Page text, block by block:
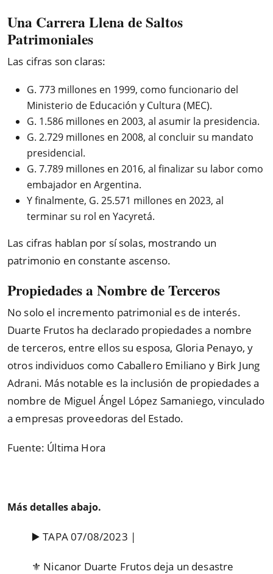
Una Carrera Llena de Saltos
Patrimoniales
Las cifras son claras:
G. 773 millones en 1999, como funcionario del
Ministerio de Educación y Cultura (MEC).
G. 1.586 millones en 2003, al asumir la presidencia.
G. 2.729 millones en 2008, al concluir su mandato
presidencial.
G. 7.789 millones en 2016, al finalizar su labor como
embajador en Argentina.
Y finalmente, G. 25.571 millones en 2023, al
terminar su rol en Yacyretá.
Las cifras hablan por sí solas, mostrando un
patrimonio en constante ascenso.
Propiedades a Nombre de Terceros
No solo el incremento patrimonial es de interés.
Duarte Frutos ha declarado propiedades a nombre
de terceros, entre ellos su esposa, Gloria Penayo, y
otros individuos como Caballero Emiliano y Birk Jung
Adrani. Más notable es la inclusión de propiedades a
nombre de Miguel Ángel López Samaniego, vinculado
a empresas proveedoras del Estado.
Fuente: Última Hora
Más detalles abajo.
▶️ TAPA 07/08/2023 |
⚜️ Nicanor Duarte Frutos deja un desastre